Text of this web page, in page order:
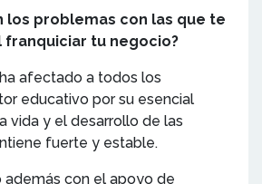
los problemas con las que te
tu negocio?
afectado a todos los
educativo por su esencial
vida y el desarrollo de las
fuerte y estable.
además con el apoyo de